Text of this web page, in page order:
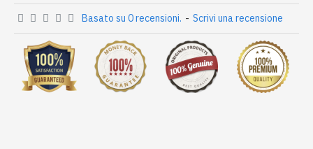
Basato su 0 recensioni. - Scrivi una recensione